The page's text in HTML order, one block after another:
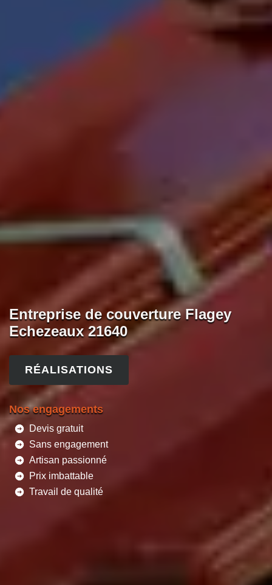
Entreprise de couverture Flagey
Echezeaux 21640
RÉALISATIONS
Nos engagements
Devis gratuit
Sans engagement
Artisan passionné
Prix imbattable
Travail de qualité